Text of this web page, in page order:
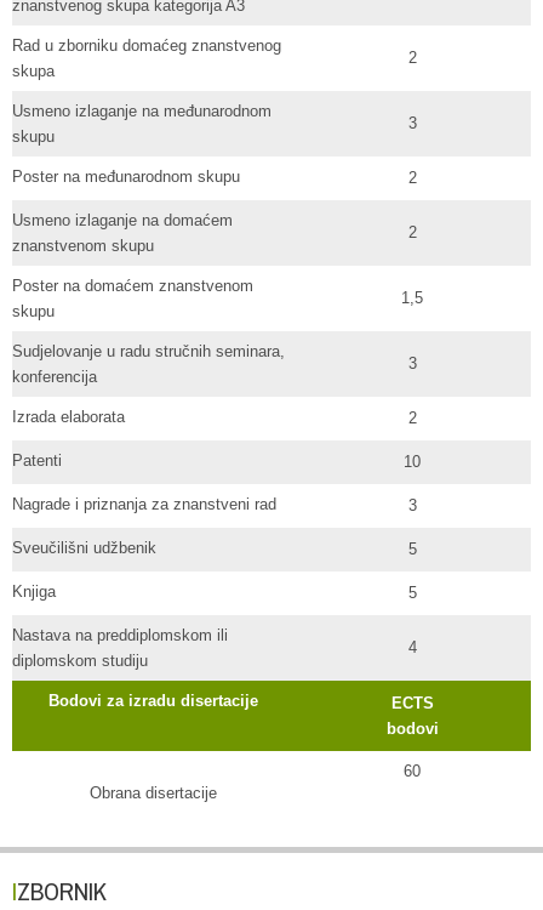
znanstvenog skupa kategorija A3
Rad u zborniku domaćeg znanstvenog
skupa
2
Usmeno izlaganje na međunarodnom
skupu
3
Poster na međunarodnom skupu 2
Usmeno izlaganje na domaćem
znanstvenom skupu
2
Poster na domaćem znanstvenom
skupu
1,5
Sudjelovanje u radu stručnih seminara,
konferencija
3
Izrada elaborata 2
Patenti 10
Nagrade i priznanja za znanstveni rad 3
Sveučilišni udžbenik 5
Knjiga 5
Nastava na preddiplomskom ili
diplomskom studiju
4
Bodovi za izradu disertacije
ECTS
bodovi
Obrana disertacije
60
IZBORNIK